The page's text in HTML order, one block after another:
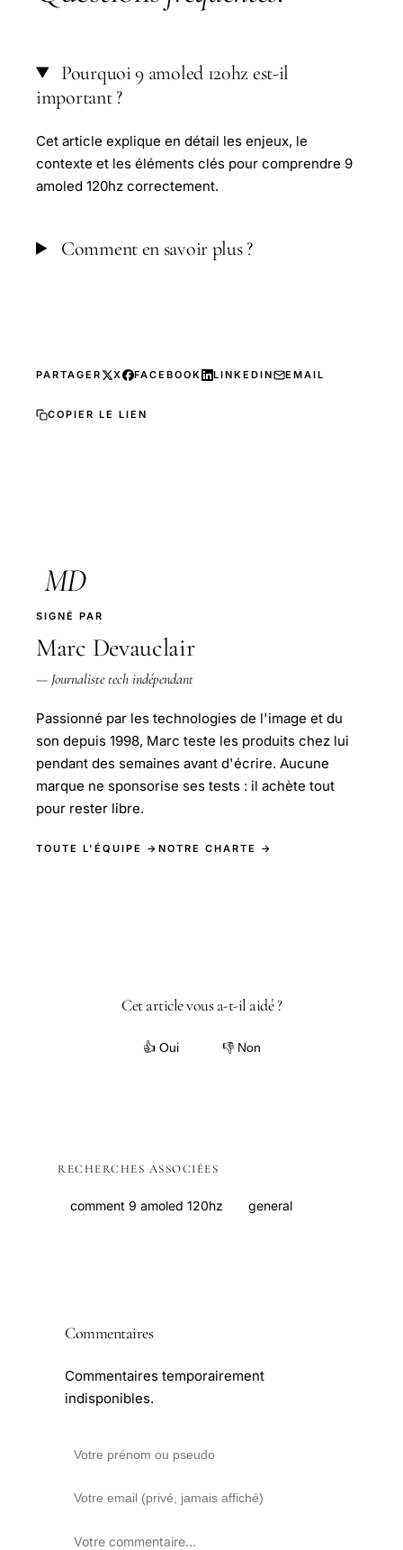
Pourquoi 9 amoled 120hz est-il
important ?
Cet article explique en détail les enjeux, le
contexte et les éléments clés pour comprendre 9
amoled 120hz correctement.
Comment en savoir plus ?
PARTAGER X FACEBOOK LINKEDIN EMAIL
COPIER LE LIEN
MD
SIGNÉ PAR
Marc Devauclair
— Journaliste tech indépendant
Passionné par les technologies de l'image et du
son depuis 1998, Marc teste les produits chez lui
pendant des semaines avant d'écrire. Aucune
marque ne sponsorise ses tests : il achète tout
pour rester libre.
TOUTE L'ÉQUIPE → NOTRE CHARTE →
Cet article vous a-t-il aidé ?
👍 Oui 👎 Non
RECHERCHES ASSOCIÉES
comment 9 amoled 120hz general
Commentaires
Commentaires temporairement
indisponibles.